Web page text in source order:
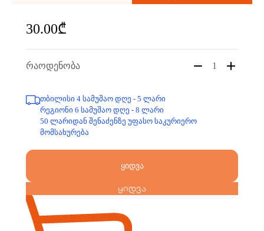
30.00₾
რაოდენობა 1
თბილისი 4 სამუშაო დღე - 5 ლარი
რეგიონი 6 სამუშაო დღე - 8 ლარი
50 ლარიდან შენაძენზე უფასო საკურიერო
მომსახურება
ყიდვა
ყიდვა